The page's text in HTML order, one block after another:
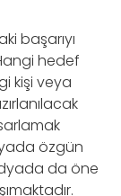
başarıyı
hedef
kişi veya
özgün
da öne